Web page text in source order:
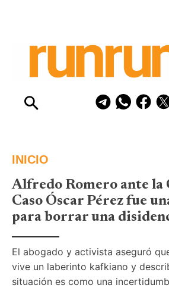
INICIO
Alfredo Romero ante la
Caso Óscar Pérez fue
para borrar una
El abogado y activista aseguró
vive un laberinto kafkiano y
situación es como una